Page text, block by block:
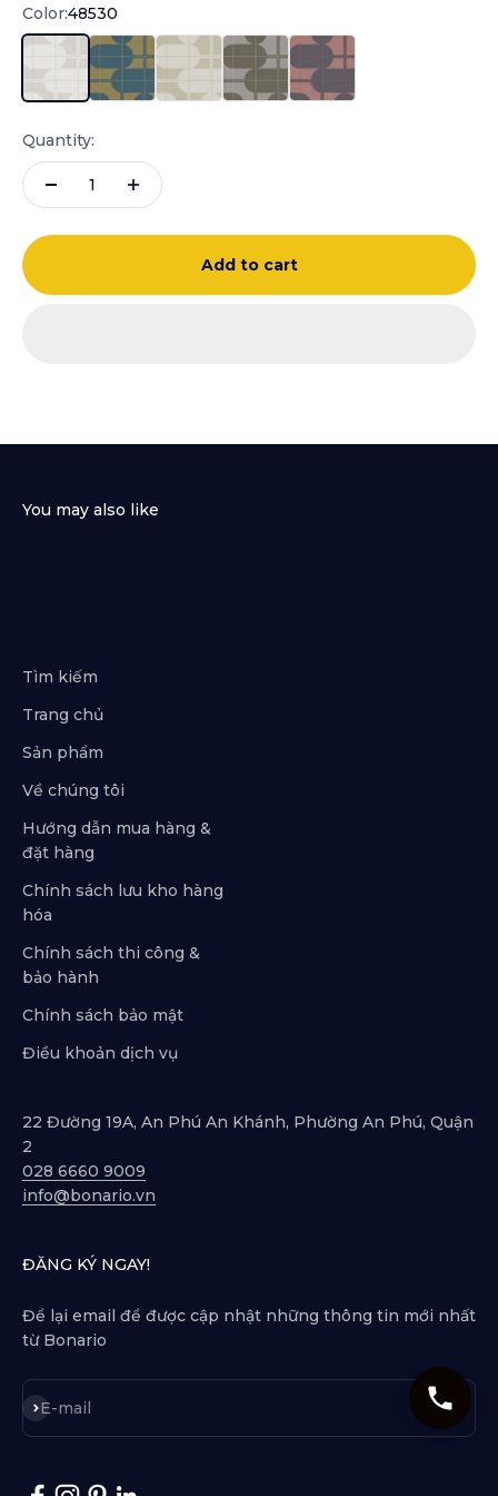
Color:48530
48530
48531 48532 48533 48534
Quantity:
Add to cart
Tìm kiếm
Trang chủ
Sản phẩm
Về chúng tôi
Hướng dẫn mua hàng &
đặt hàng
Chính sách lưu kho hàng
hóa
Chính sách thi công &
bảo hành
Chính sách bảo mật
Điều khoản dịch vụ
22 Đường 19A, An Phú An Khánh, Phường An Phú, Quận
2
028 6660 9009
info@bonario.vn
ĐĂNG KÝ NGAY!
Để lại email để được cập nhật những thông tin mới nhất
từ Bonario
E-mail
Subscribe